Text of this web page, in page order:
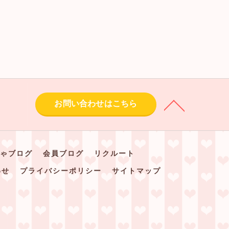
お問い合わせはこちら
ブログ 会員ブログ
リクルート
プライバシーポリシー サイトマップ